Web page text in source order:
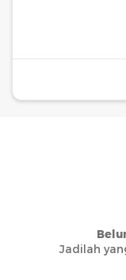
Jadilah